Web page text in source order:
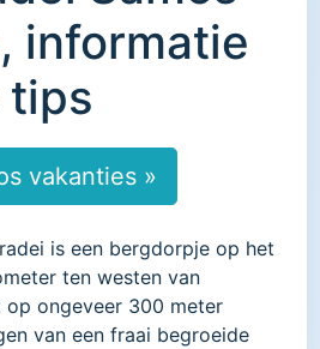
informatie
tips
vakanties »
is een bergdorpje op het
ten westen van
op ongeveer 300 meter
van een fraai begroeide